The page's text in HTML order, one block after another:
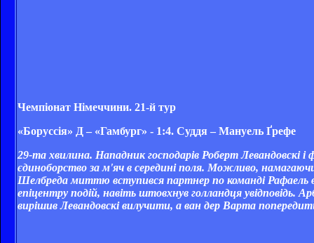
Чемпіонат Німеччини. 21-й тур
«Боруссія» Д – «Гамбург» - 1:4. Суддя – Мануель Ґрефе
29-та хвилина. Нападник господарів Роберт Левандовскі
єдиноборство за м'яч в середині поля. Можливо,
Шелбреда миттю вступився партнер по команді Рафаель
епіцентру подій, навіть штовхнув голландця
вирішив Левандовскі вилучити, а ван дер Варта